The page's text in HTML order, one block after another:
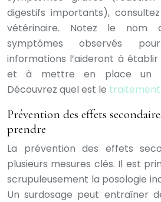
digestifs importants),
vétérinaire. Notez le
symptômes observés
informations l’aideront à
et à mettre en place un
Découvrez quel est le
Prévention des effets
prendre
La prévention des effets
plusieurs mesures clés. Il est
scrupuleusement la posologie
Un surdosage peut entraîner